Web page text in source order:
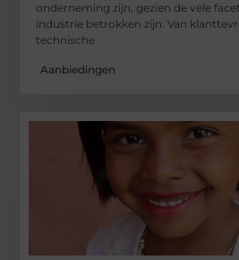
onderneming zijn, gezien de vele
industrie betrokken zijn. Van
technische
Aanbiedingen